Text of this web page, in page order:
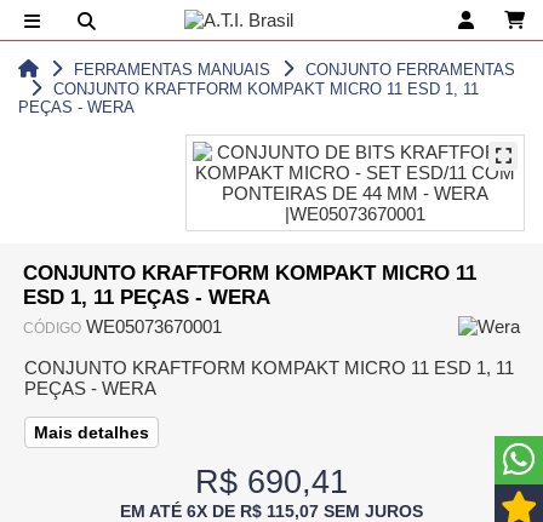
FERRAMENTAS MANUAIS
CONJUNTO FERRAMENTAS
CONJUNTO KRAFTFORM KOMPAKT MICRO 11 ESD 1, 11
PEÇAS - WERA
CONJUNTO KRAFTFORM KOMPAKT MICRO 11
ESD 1, 11 PEÇAS - WERA
CÓDIGO WE05073670001
CONJUNTO KRAFTFORM KOMPAKT MICRO 11 ESD 1, 11
PEÇAS - WERA
Mais detalhes
R$ 690,41
EM ATÉ 6X DE R$ 115,07 SEM JUROS